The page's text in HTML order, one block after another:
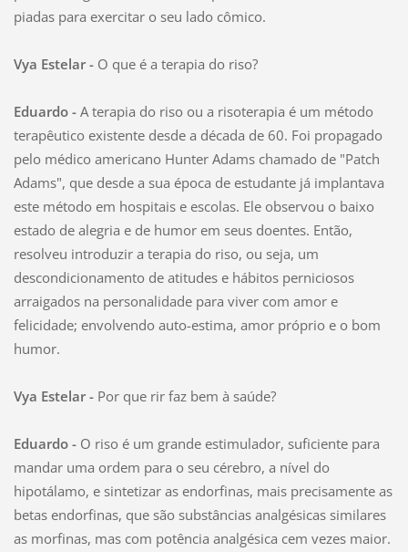
piadas para exercitar o seu lado cômico.
Vya Estelar -O que é a terapia do riso?
Eduardo - A terapia do riso ou a risoterapia é um método
terapêutico existente desde a década de 60. Foi propagado
pelo médico americano Hunter Adams chamado de "Patch
Adams", que desde a sua época de estudante já implantava
este método em hospitais e escolas. Ele observou o baixo
estado de alegria e de humor em seus doentes. Então,
resolveu introduzir a terapia do riso, ou seja, um
descondicionamento de atitudes e hábitos perniciosos
arraigados na personalidade para viver com amor e
felicidade; envolvendo auto-estima, amor próprio e o bom
humor.
Vya Estelar - Por que rir faz bem à saúde?
Eduardo -O riso é um grande estimulador, suficiente para
mandar uma ordem para o seu cérebro, a nível do
hipotálamo, e sintetizar as endorfinas, mais precisamente as
betas endorfinas, que são substâncias analgésicas similares
as morfinas, mas com potência analgésica cem vezes maior.